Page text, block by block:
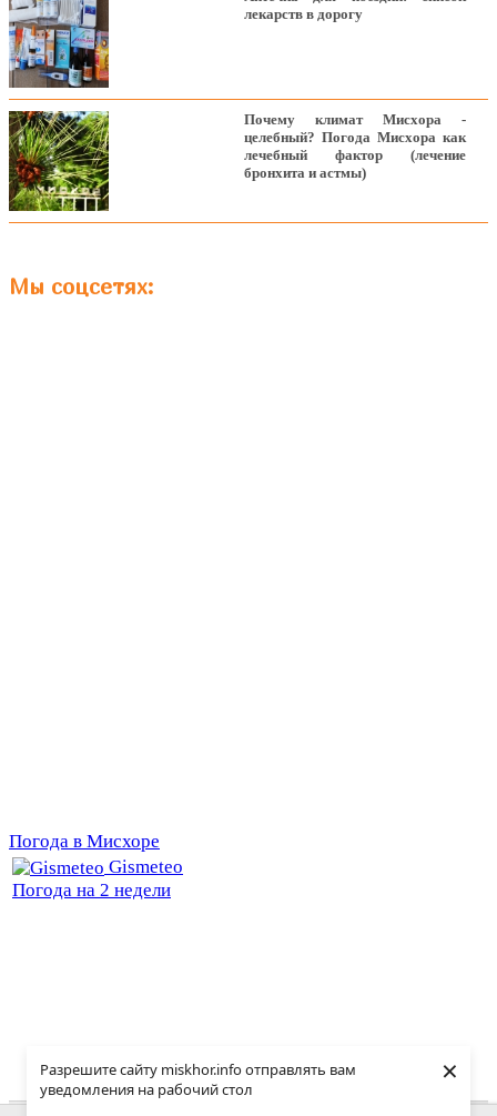
Разрешите сайту miskhor.info отправлять вам
уведомления на рабочий стол
×
лекарств в дорогу
Почему климат Мисхора -
целебный? Погода Мисхора как
лечебный фактор (лечение
бронхита и астмы)
Мы соцсетях:
Погода в Мисхоре
Gismeteo
Погода на 2 недели
© MISKHOR.INFO, 2015